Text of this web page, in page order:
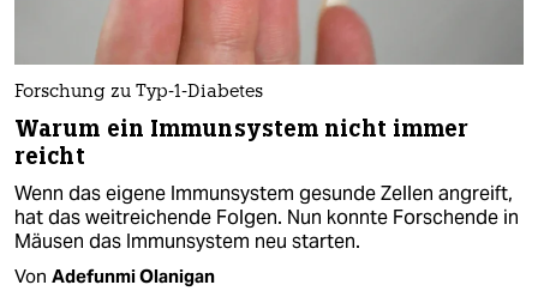
Forschung zu Typ-1-Diabetes
Warum ein Immunsystem nicht immer
reicht
Wenn das eigene Immunsystem gesunde Zellen angreift,
hat das weitreichende Folgen. Nun konnte Forschende in
Mäusen das Immunsystem neu starten.
Von Adefunmi Olanigan